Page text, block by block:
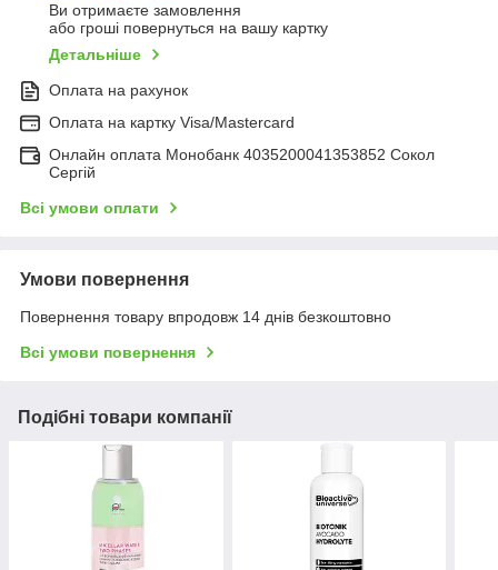
Ви отримаєте замовлення
або гроші повернуться на вашу картку
Детальніше
Оплата на рахунок
Оплата на картку Visa/Mastercard
Онлайн оплата Монобанк 4035200041353852 Сокол
Сергій
Всі умови оплати
Умови повернення
Повернення товару впродовж 14 днів безкоштовно
Всі умови повернення
Подібні товари компанії